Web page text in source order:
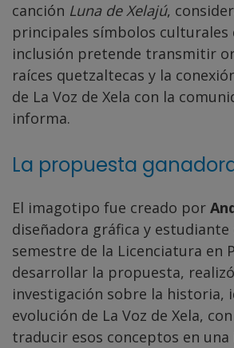
canción Luna de Xelajú,
principales símbolos culturales
inclusión pretende transmitir
raíces quetzaltecas y la
de La Voz de Xela con la
informa.
La propuesta
El imagotipo fue creado por
diseñadora gráfica y estudiante
semestre de la Licenciatura en
desarrollar la propuesta,
investigación sobre la historia,
evolución de La Voz de Xela,
traducir esos conceptos en una